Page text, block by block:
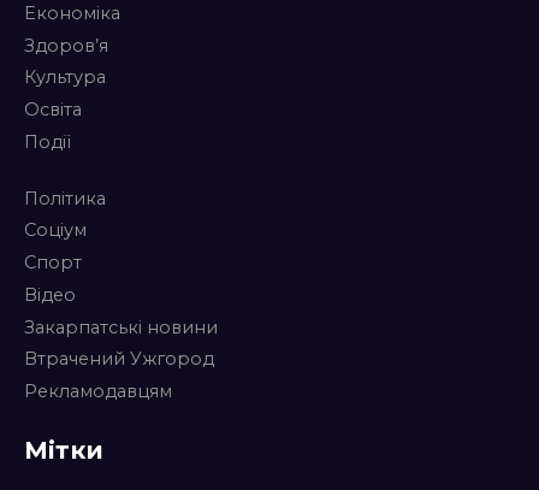
Економіка
Здоров’я
Культура
Освіта
Події
Політика
Соціум
Спорт
Відео
Закарпатські новини
Втрачений Ужгород
Рекламодавцям
Мітки